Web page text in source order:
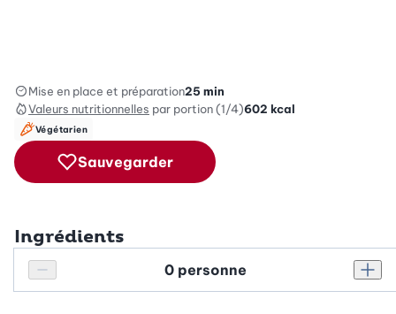
Mise en place et préparation25 min
Valeurs nutritionnelles par portion (1/4)602 kcal
Végétarien
Sauvegarder
Ingrédients
Réduire le nombre de personnes
Personnes